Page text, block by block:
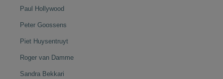
Paul Hollywood
Peter Goossens
Piet Huysentruyt
Roger van Damme
Sandra Bekkari